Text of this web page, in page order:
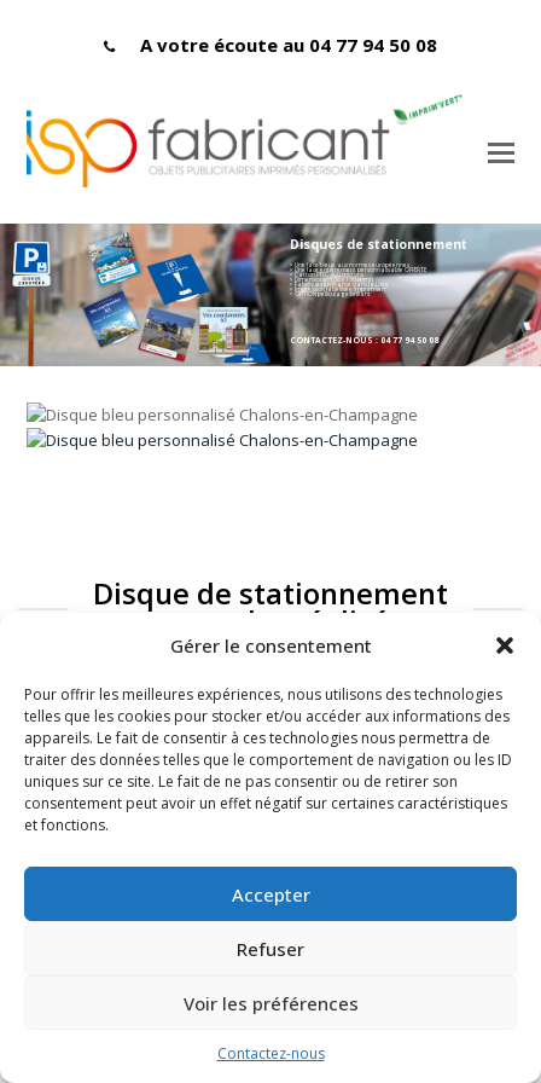
Gérer le consentement
Pour offrir les meilleures expériences, nous utilisons des technologies
telles que les cookies pour stocker et/ou accéder aux informations des
appareils. Le fait de consentir à ces technologies nous permettra de
traiter des données telles que le comportement de navigation ou les ID
uniques sur ce site. Le fait de ne pas consentir ou de retirer son
consentement peut avoir un effet négatif sur certaines caractéristiques
et fonctions.
Accepter
Refuser
Voir les préférences
Contactez-nous
A votre écoute au 04 77 94 50 08
Disques de stationnement
> Une face bleue aux normes européennes
> Une face entièrement personnalisable OFFERTE
> Carton PEFC 400 microns
> Dimensions : 150 x 150 mmn
> Fabriqués en France dans la Loire
> Impression labellisée Imprim'vert
> OPTION pelliculage brillant
CONTACTEZ-NOUS : 04 77 94 50 08
Disque de stationnement
: exemples réalisés
FAQ Mentions légales